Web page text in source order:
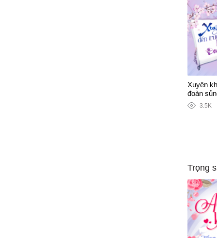
Xuyên
đoàn
3.5K
Trọng